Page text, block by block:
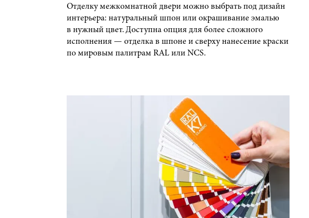
Отделку межкомнатной двери можно выбрать под дизайн
интерьера: натуральный шпон или окрашивание эмалью
в нужный цвет. Доступна опция для более сложного
исполнения — отделка в шпоне и сверху нанесение краски
по мировым палитрам RAL или NCS.